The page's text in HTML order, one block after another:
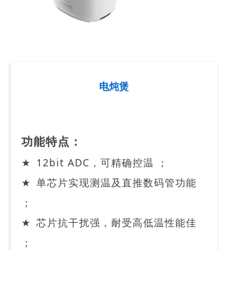
功能特点：
★ 12bit ADC，可精确控温 ；
★ 单芯片实现测温及直推数码管功能
；
★ 芯片抗干扰强，耐受高低温性能佳
；
电炖煲